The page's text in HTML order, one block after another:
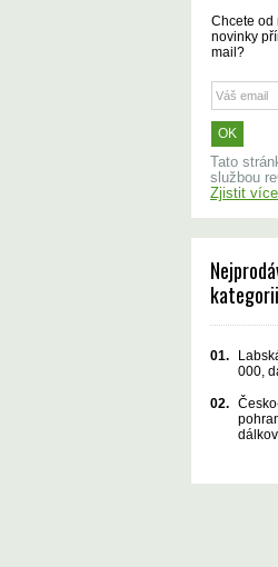
Chcete od
novinky
mail?
Tato
službou
Zjistit
kategorii
01.
000,
02.